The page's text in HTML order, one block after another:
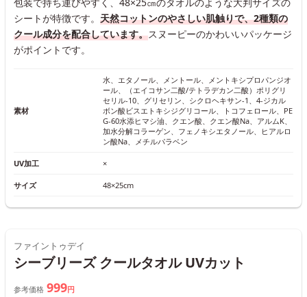
包装で持ち運びやすく、48×25㎝のタオルのような大判サイズの
シートが特徴です。 天然コットンのやさしい肌触りで、2種類の
クール成分を配合しています。スヌーピーのかわいいパッケージ
がポイントです。
素材
水、エタノール、メントール、メントキシプロパンジオ
ール、（エイコサン二酸/テトラデカン二酸）ポリグリ
セリル‐10、グリセリン、シクロヘキサン‐1、4‐ジカル
ボン酸ビスエトキシジグリコール、トコフェロール、PE
G‐60水添ヒマシ油、クエン酸、クエン酸Na、アルムK、
加水分解コラーゲン、フェノキシエタノール、ヒアルロ
ン酸Na、メチルパラベン
UV加工 ×
サイズ 48×25cm
ファイントゥデイ
シーブリーズ クールタオル UVカット
参考価格 999円